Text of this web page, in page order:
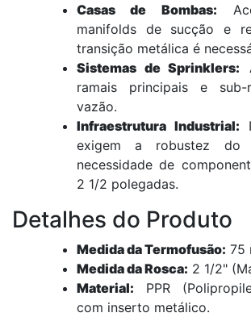
Casas de Bombas:
manifolds de sucção e
transição metálica é
Sistemas de Sprinklers:
ramais principais e
vazão.
Infraestrutura Industrial:
exigem a robustez do
necessidade de
2 1/2 polegadas.
Detalhes do Produto
Medida da Termofusão: 75
Medida da Rosca: 2 1/2"
Material: PPR
com inserto metálico.